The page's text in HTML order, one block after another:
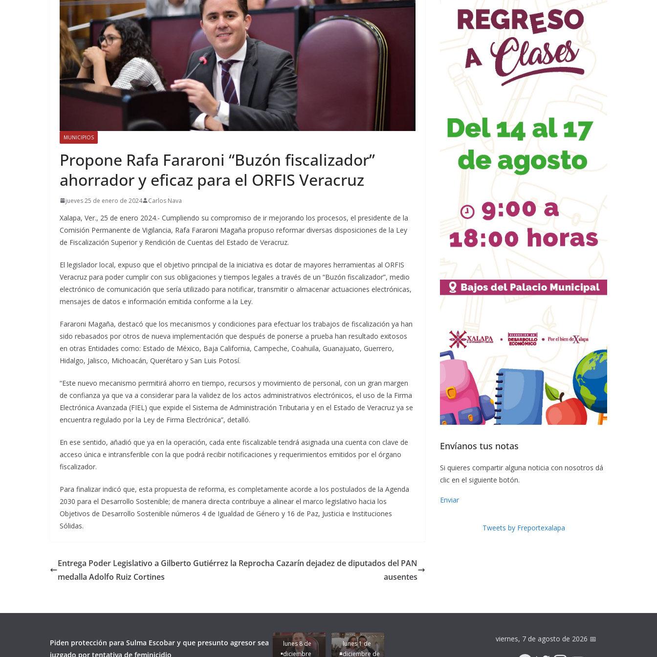
MUNICIPIOS
Propone Rafa Fararoni “Buzón fiscalizador”
ahorrador y eficaz para el ORFIS Veracruz
jueves 25 de enero de 2024 Carlos Nava
Xalapa, Ver., 25 de enero 2024.- Cumpliendo su compromiso de ir mejorando los procesos, el presidente de la
Comisión Permanente de Vigilancia, Rafa Fararoni Magaña propuso reformar diversas disposiciones de la Ley
de Fiscalización Superior y Rendición de Cuentas del Estado de Veracruz.
El legislador local, expuso que el objetivo principal de la iniciativa es dotar de mayores herramientas al ORFIS
Veracruz para poder cumplir con sus obligaciones y tiempos legales a través de un “Buzón fiscalizador”, medio
electrónico de comunicación que sería utilizado para notificar, transmitir o almacenar actuaciones electrónicas,
mensajes de datos e información emitida conforme a la Ley.
Fararoni Magaña, destacó que los mecanismos y condiciones para efectuar los trabajos de fiscalización ya han
sido rebasados por otros de nueva implementación que después de ponerse a prueba han resultado exitosos
en otras Entidades como: Estado de México, Baja California, Campeche, Coahuila, Guanajuato, Guerrero,
Hidalgo, Jalisco, Michoacán, Querétaro y San Luis Potosí.
“Este nuevo mecanismo permitirá ahorro en tiempo, recursos y movimiento de personal, con un gran margen
de confianza ya que va a considerar para la validez de los actos administrativos electrónicos, el uso de la Firma
Electrónica Avanzada (FIEL) que expide el Sistema de Administración Tributaria y en el Estado de Veracruz ya se
encuentra regulado por la Ley de Firma Electrónica”, detalló.
En ese sentido, añadió que ya en la operación, cada ente fiscalizable tendrá asignada una cuenta con clave de
acceso única e intransferible con la que podrá recibir notificaciones y requerimientos emitidos por el órgano
fiscalizador.
Para finalizar indicó que, esta propuesta de reforma, es completamente acorde a los postulados de la Agenda
2030 para el Desarrollo Sostenible; de manera directa contribuye a alinear el marco legislativo hacia los
Objetivos de Desarrollo Sostenible números 4 de Igualdad de Género y 16 de Paz, Justicia e Instituciones
Sólidas.
Entrega Poder Legislativo a Gilberto Gutiérrez la
medalla Adolfo Ruiz Cortines
Reprocha Cazarín dejadez de diputados del PAN
ausentes
Envíanos tus notas
Si quieres compartir alguna noticia con nosotros dá
clic en el siguiente botón.
Enviar
Tweets by Freportexalapa
Piden protección para Sulma Escobar y que presunto agresor sea
juzgado por tentativa de feminicidio
lunes 8 de
diciembre
lunes 1 de
diciembre de
Apoyo y
Seguimos la
Ruta que
Marca
Pongamos
de moda;
San
Andrés
viernes, 7 de agosto de 2026 📅